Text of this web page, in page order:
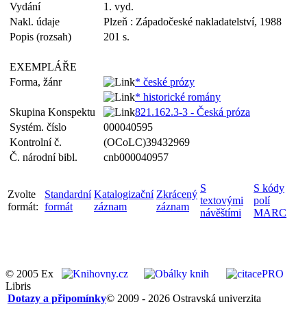
Vydání
1. vyd.
Nakl. údaje
Plzeň : Západočeské nakladatelství, 1988
Popis (rozsah)
201 s.
EXEMPLÁŘE
Forma, žánr
* české prózy
* historické romány
Skupina Konspektu
821.162.3-3 - Česká próza
Systém. číslo
000040595
Kontrolní č.
(OCoLC)39432969
Č. národní bibl.
cnb000040957
Zvolte
formát:
Standardní
formát
Katalogizační
záznam
Zkrácený
záznam
S
textovými
návěštími
S kódy
polí
MARC
© 2005 Ex
Libris
© 2009 - 2026 Ostravská univerzita
Dotazy a připomínky